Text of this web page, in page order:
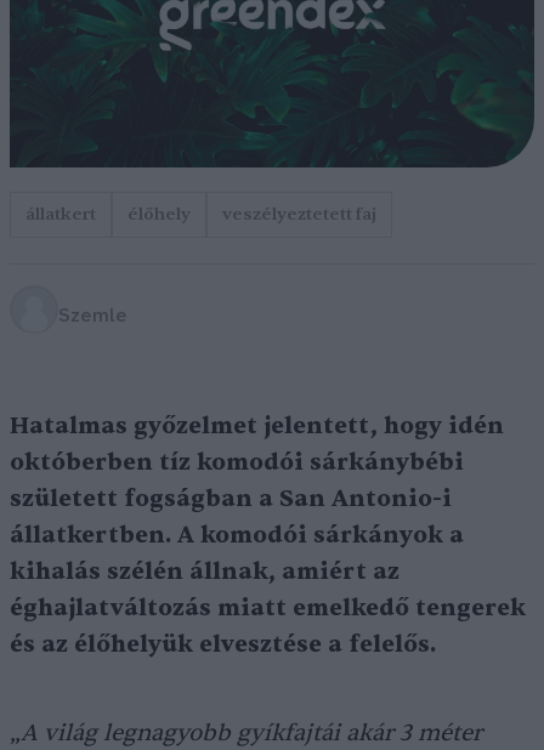
állatkert élőhely veszélyeztetett faj
Szemle
Hatalmas győzelmet jelentett, hogy idén
októberben tíz komodói sárkánybébi
született fogságban a San Antonio-i
állatkertben. A komodói sárkányok a
kihalás szélén állnak, amiért az
éghajlatváltozás miatt emelkedő tengerek
és az élőhelyük elvesztése a felelős.
„A világ legnagyobb gyíkfajtái akár 3 méter